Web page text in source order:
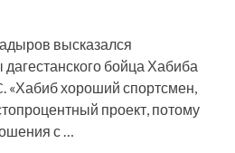
высказался
бойца Хабиба
«Хабиб хороший спортсмен,
проект, потому
с …